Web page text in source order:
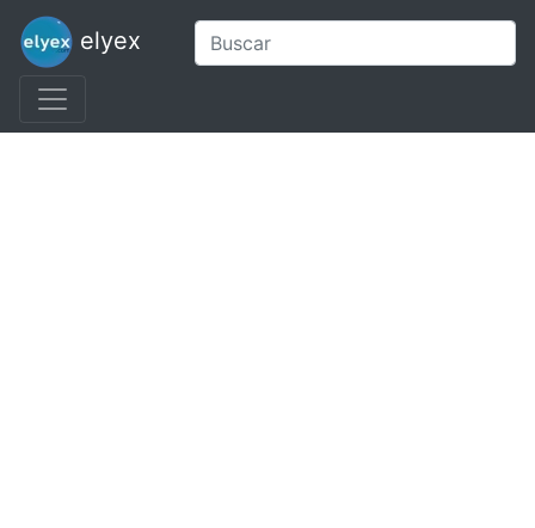
elyex